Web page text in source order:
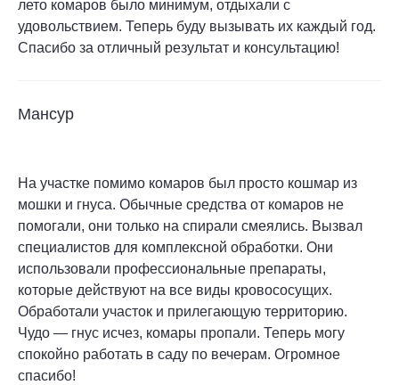
лето комаров было минимум, отдыхали с
удовольствием. Теперь буду вызывать их каждый год.
Спасибо за отличный результат и консультацию!
Мансур
На участке помимо комаров был просто кошмар из
мошки и гнуса. Обычные средства от комаров не
помогали, они только на спирали смеялись. Вызвал
специалистов для комплексной обработки. Они
использовали профессиональные препараты,
которые действуют на все виды кровососущих.
Обработали участок и прилегающую территорию.
Чудо — гнус исчез, комары пропали. Теперь могу
спокойно работать в саду по вечерам. Огромное
спасибо!